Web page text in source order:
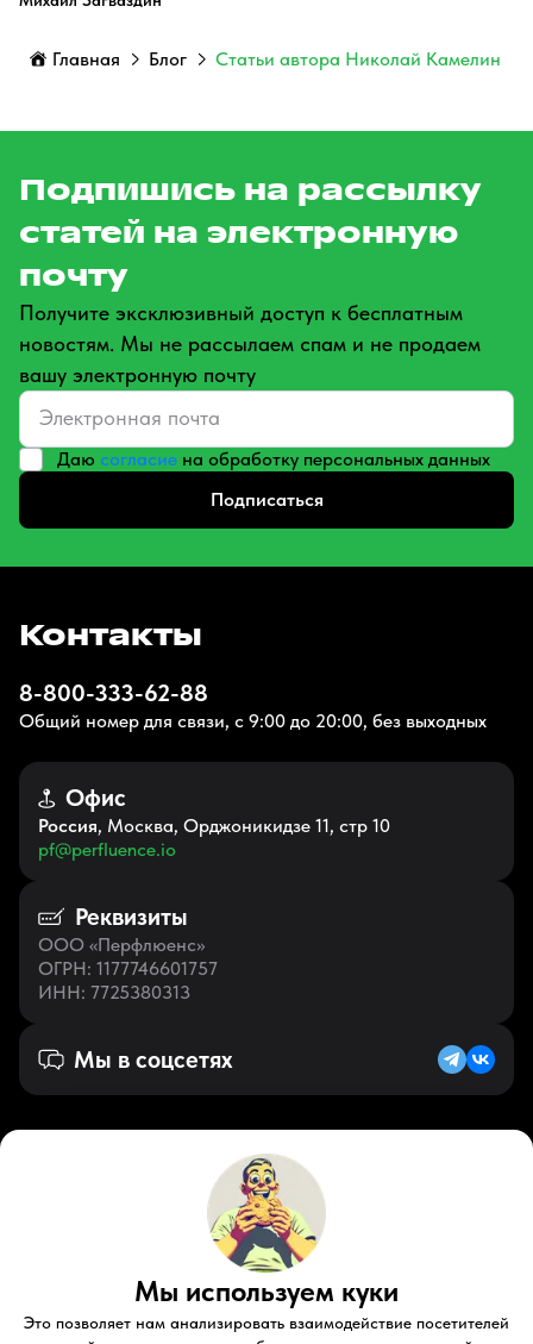
Главная Блог Статьи автора Николай Камелин
Подпишись на рассылку
статей на электронную
почту
Получите эксклюзивный доступ к бесплатным
новостям. Мы не рассылаем спам и не продаем
вашу электронную почту
Даю согласие на обработку персональных данных
Подписаться
Контакты
8-800-333-62-88
Общий номер для связи, с 9:00 до 20:00, без выходных
Офис
Россия, Москва, Орджоникидзе 11, стр 10
pf@perfluence.io
Реквизиты
ООО «Перфлюенс»
ОГРН: 1177746601757
ИНН: 7725380313
Мы в соцсетях
Русский (RU)
ZenYoutubeTelegramTiktokКонтакты
Правовые документыУсловия использования
Пользовательское соглашение
Мы используем куки
Это позволяет нам анализировать взаимодействие посетителей